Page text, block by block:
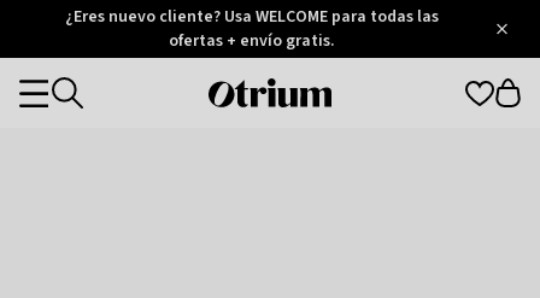
Otrium
Trustpilot
¿Eres nuevo cliente? Usa WELCOME para todas las
ofertas + envío gratis.
Otrium
Categories